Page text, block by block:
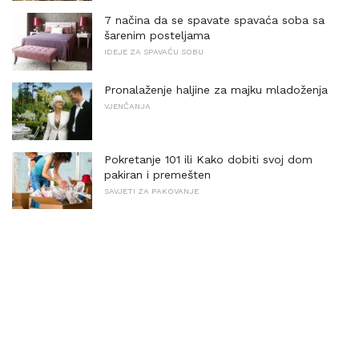
7 načina da se spavate spavaća soba sa
šarenim posteljama
IDEJE ZA SPAVAĆU SOBU
Pronalaženje haljine za majku mladoženja
VJENČANJA
Pokretanje 101 ili Kako dobiti svoj dom
pakiran i premešten
SAVJETI ZA PAKOVANJE